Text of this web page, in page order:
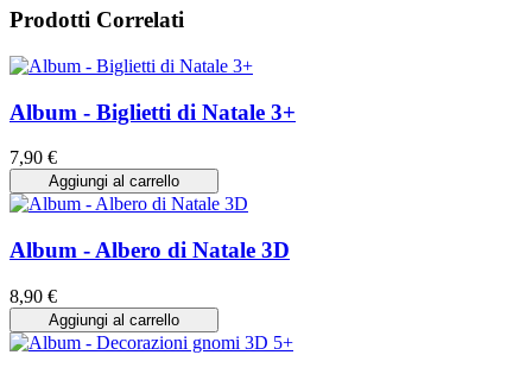
Prodotti Correlati
Album - Biglietti di Natale 3+
7,90 €
Aggiungi al carrello
Album - Albero di Natale 3D
8,90 €
Aggiungi al carrello